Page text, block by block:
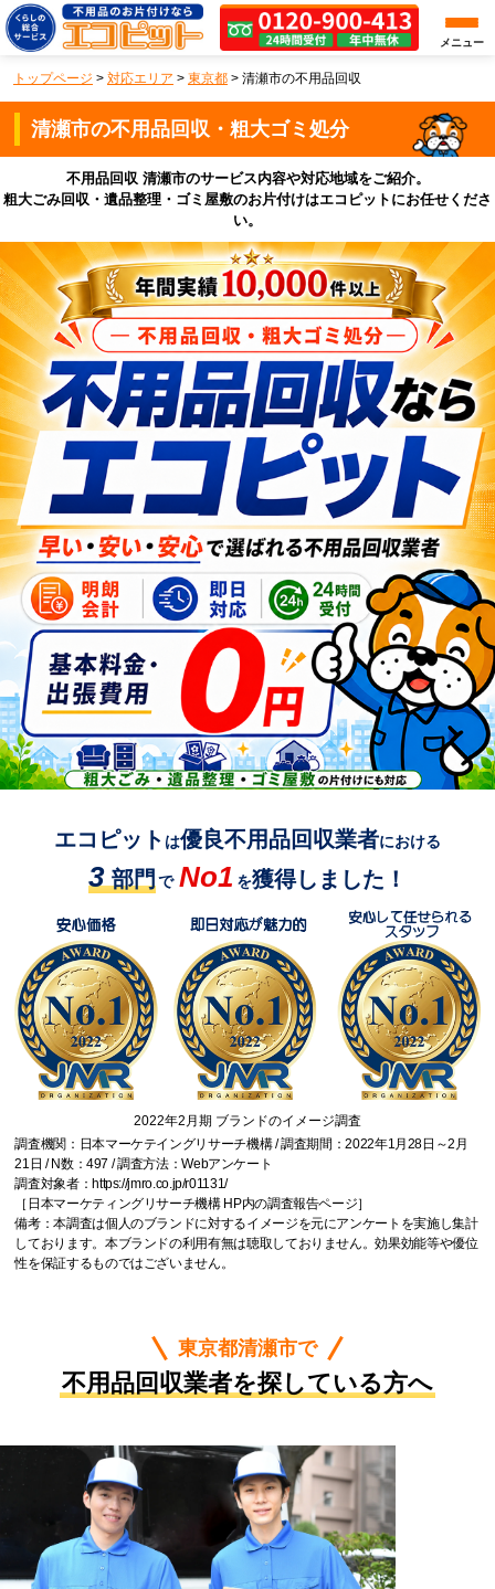
メニュー
トップページ > 対応エリア > 東京都 > 清瀬市の不用品回収
清瀬市の不用品回収・粗大ゴミ処分
不用品回収 清瀬市のサービス内容や対応地域をご紹介。
粗大ごみ回収・遺品整理・ゴミ屋敷のお片付けはエコピットにお任せくださ
い。
エコピット は優良不用品回収業者における
3 部門 で No1 を獲得しました！
2022年2月期 ブランドのイメージ調査
調査機関：日本マーケテイングリサーチ機構 / 調査期間：2022年1月28日～2月
21日 / N数：497 / 調査方法：Webアンケート
調査対象者：https://jmro.co.jp/r01131/
［日本マーケティングリサーチ機構 HP内の調査報告ページ］
備考：本調査は個人のブランドに対するイメージを元にアンケートを実施し集計
しております。本ブランドの利用有無は聴取しておりません。効果効能等や優位
性を保証するものではございません。
東京都清瀬市で
不用品回収業者を探している方へ